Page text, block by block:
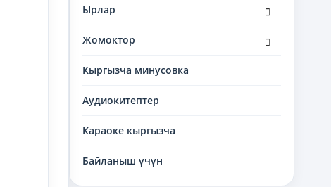
Ырлар
дочернее
Жомоктор
дочернее
Кыргызча минусовка
Аудиокитептер
Караоке кыргызча
Байланыш үчүн